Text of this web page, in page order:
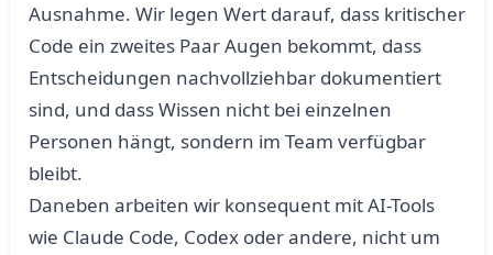
Ausnahme. Wir legen Wert darauf, dass kritischer
Code ein zweites Paar Augen bekommt, dass
Entscheidungen nachvollziehbar dokumentiert
sind, und dass Wissen nicht bei einzelnen
Personen hängt, sondern im Team verfügbar
bleibt.
Daneben arbeiten wir konsequent mit AI-Tools
wie Claude Code, Codex oder andere, nicht um